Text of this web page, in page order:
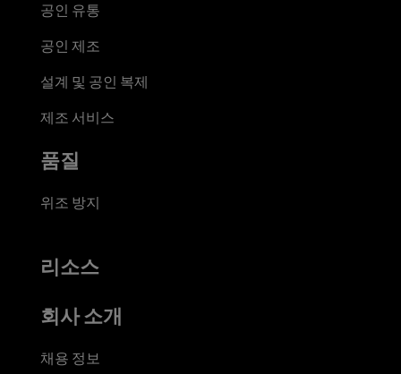
공인 유통
공인 제조
설계 및 공인 복제
제조 서비스
품질
위조 방지
리소스
회사 소개
채용 정보